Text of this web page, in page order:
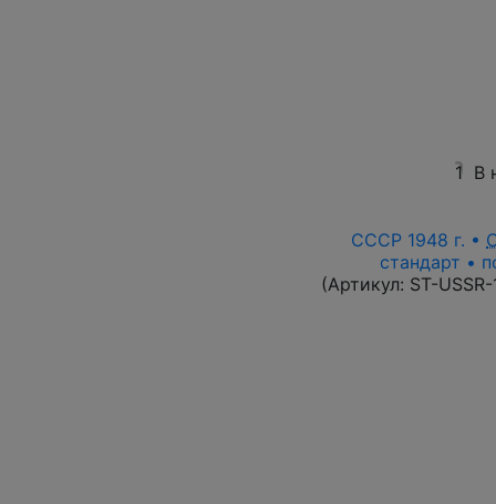
1 В
СССР 1948 г. •
стандарт •
(Артикул: ST-